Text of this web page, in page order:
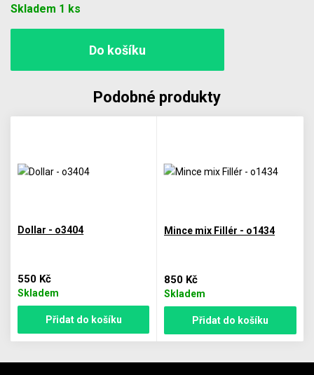
Skladem 1 ks
Podobné produkty
Dollar - o3404
550 Kč
Skladem
Přidat do košíku
Mince mix Fillér - o1434
850 Kč
Skladem
Přidat do košíku